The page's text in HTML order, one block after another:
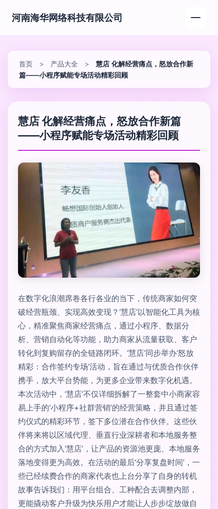
河南海华网络科技有限公司
首页 > 产品大全 >
慧店 化解经营痛点，怒放合作新
篇——小程序赋能专场活动精彩回顾
慧店 化解经营痛点，怒放合作新篇
——小程序赋能专场活动精彩回顾
在数字化浪潮席卷各行各业的当下，传统商家如何突
破经营瓶颈、实现高效变现？‘慧店’以智能化工具为核
心，精准聚焦商家经营痛点，通过小程序、数据分
析、营销自动化等功能，助力商家从流量获取、客户
转化到复购留存的全链路闭环。‘慧店’同步举办‘怒放
精彩：合作签约专场’活动，旨在通过与优质合作伙伴
携手，放大平台势能，为更多企业带来数字化机遇。
本次活动中，‘慧店’不仅详细拆解了一整套中小商家容
易上手的‘小程序+社群营销’的经营策略，并且通过签
约仪式的精彩环节，签下多位潜在合作伙伴。这些伙
伴将来将以区域代理、垂直行业深耕者和本地服务整
合的方式加入‘慧店’，让产品的资源池更庞、本地服务
落地变得更为高效。在活动的最后‘分享复盘时间’，一
些已经续费合作的商家代表也上台分享了自身的转机
故事告诉我们：用平台组合、工种配合去调整内部，
更能撬动客户升级为快乐用户才能让人步步绽放做自